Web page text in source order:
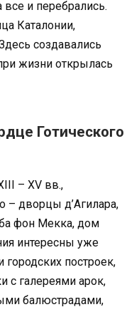
и перебрались.
Каталонии,
создавались
жизни открылась
Готического
– XV вв.,
– дворцы д’Агилара,
фон Мекка, дом
интересны уже
построек,
с галереями арок,
балюстрадами,